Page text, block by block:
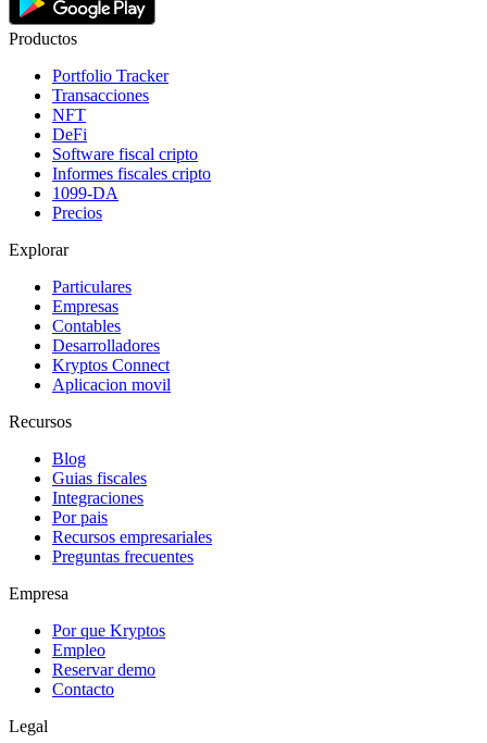
Productos
Portfolio Tracker
Transacciones
NFT
DeFi
Software fiscal cripto
Informes fiscales cripto
1099-DA
Precios
Explorar
Particulares
Empresas
Contables
Desarrolladores
Kryptos Connect
Aplicacion movil
Recursos
Blog
Guias fiscales
Integraciones
Por pais
Recursos empresariales
Preguntas frecuentes
Empresa
Por que Kryptos
Empleo
Reservar demo
Contacto
Legal